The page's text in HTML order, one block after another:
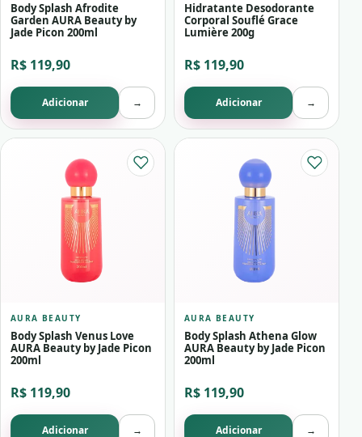
Body Splash Afrodite
Garden AURA Beauty by
Jade Picon 200ml
R$ 119,90
Adicionar →
Hidratante Desodorante
Corporal Souflé Grace
Lumière 200g
R$ 119,90
Adicionar →
AURA BEAUTY
Body Splash Venus Love
AURA Beauty by Jade Picon
200ml
R$ 119,90
Adicionar →
AURA BEAUTY
Body Splash Athena Glow
AURA Beauty by Jade Picon
200ml
R$ 119,90
Adicionar →